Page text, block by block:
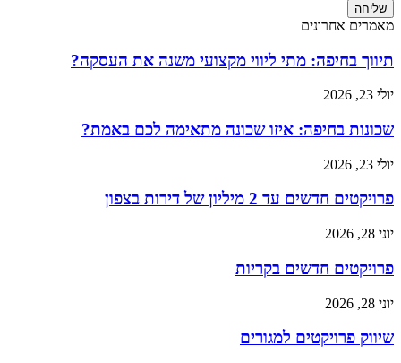
שליחה
מאמרים אחרונים
תיווך בחיפה: מתי ליווי מקצועי משנה את העסקה?
יולי 23, 2026
שכונות בחיפה: איזו שכונה מתאימה לכם באמת?
יולי 23, 2026
פרויקטים חדשים עד 2 מיליון של דירות בצפון
יוני 28, 2026
פרויקטים חדשים בקריות
יוני 28, 2026
שיווק פרויקטים למגורים